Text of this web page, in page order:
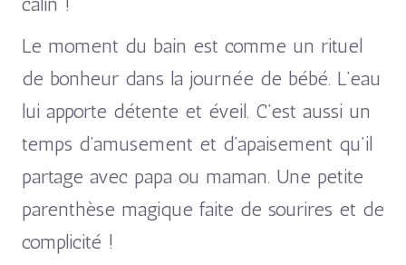
Le moment du bain est comme un rituel
de bonheur dans la journée de bébé. L’eau
lui apporte détente et éveil. C’est aussi un
temps d’amusement et d’apaisement qu’il
partage avec papa ou maman. Une petite
parenthèse magique faite de sourires et de
complicité !